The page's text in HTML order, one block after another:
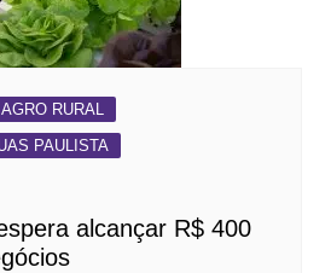
AGRO RURAL
PAULISTA
alcançar R$ 400